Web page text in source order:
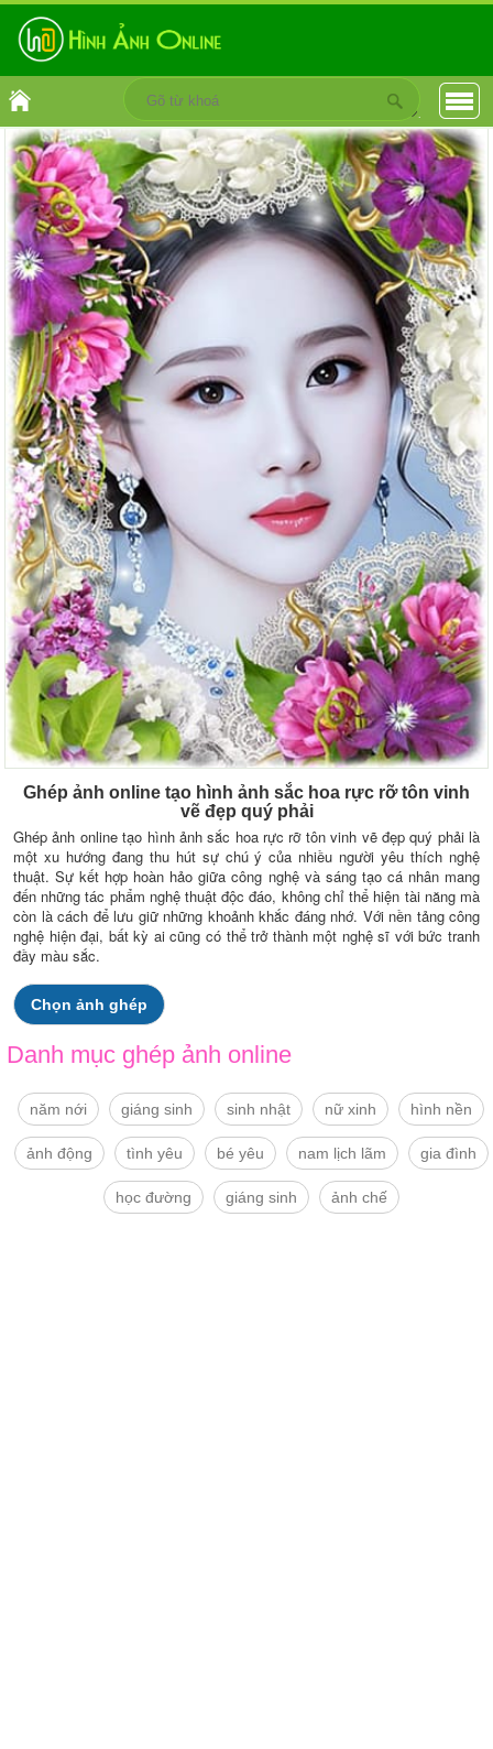
Ghép ảnh online tạo hình ảnh sắc hoa rực rỡ tôn vinh
vẽ đẹp quý phải
Ghép ảnh online tạo hình ảnh sắc hoa rực rỡ tôn vinh vẽ đẹp quý phải là
một xu hướng đang thu hút sự chú ý của nhiều người yêu thích nghệ
thuật. Sự kết hợp hoàn hảo giữa công nghệ và sáng tạo cá nhân mang
đến những tác phẩm nghệ thuật độc đáo, không chỉ thể hiện tài năng mà
còn là cách để lưu giữ những khoảnh khắc đáng nhớ. Với nền tảng công
nghệ hiện đại, bất kỳ ai cũng có thể trở thành một nghệ sĩ với bức tranh
đầy màu sắc.
Chọn ảnh ghép
Danh mục ghép ảnh online
năm nới giáng sinh sinh nhật nữ xinh hình nền
ảnh động tình yêu bé yêu nam lịch lãm gia đình
học đường giáng sinh ảnh chế